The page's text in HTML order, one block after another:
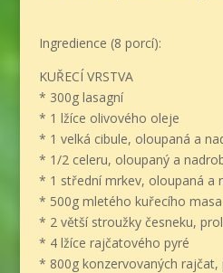
Ingredience (8 porcí):
KUŘECÍ VRSTVA
* 300g lasagní
* 1 lžíce olivového oleje
* 1 velká cibule, oloupaná a
* 1/2 celeru, oloupaný a
* 1 střední mrkev, oloupaná a
* 500g mletého kuřecího
* 2 větší stroužky česneku,
* 4 lžíce rajčatového pyré
* 800g konzervovaných rajčat,